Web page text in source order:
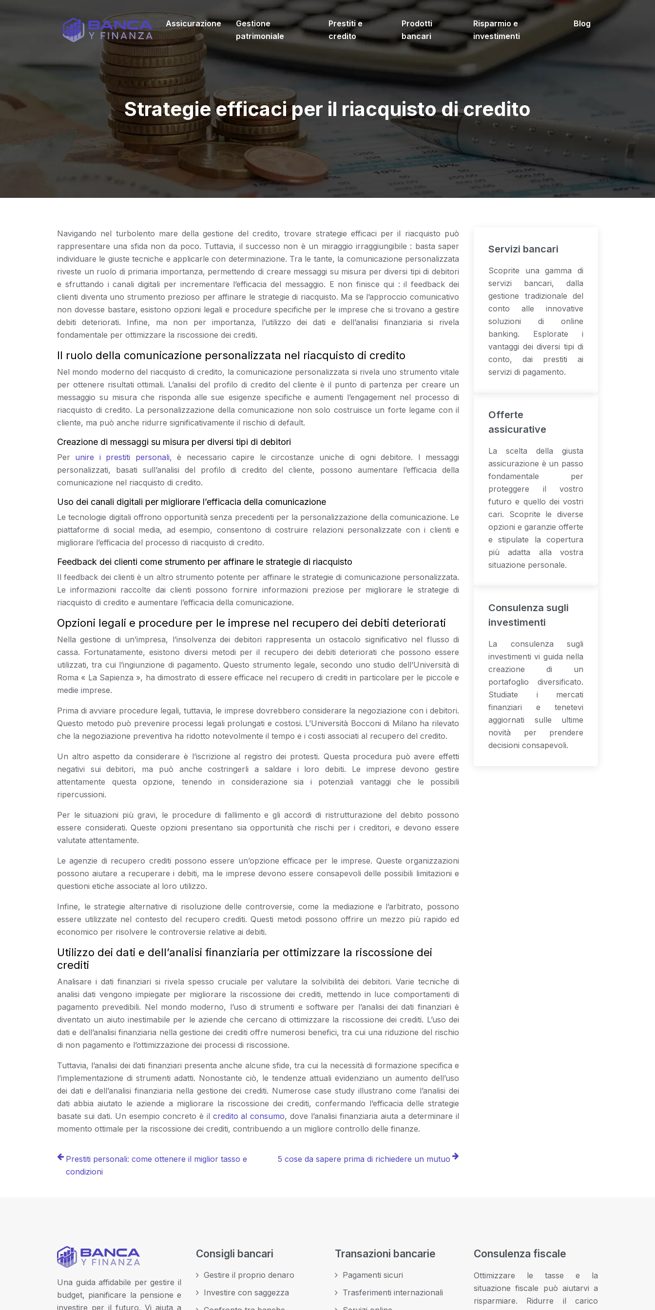
Assicurazione
Gestione
patrimoniale
Prestiti e
credito
Prodotti
bancari
Risparmio e
investimenti
Blog
Strategie efficaci per il riacquisto di credito
Navigando nel turbolento mare della gestione del credito, trovare strategie efficaci per il riacquisto può
rappresentare una sfida non da poco. Tuttavia, il successo non è un miraggio irraggiungibile : basta saper
individuare le giuste tecniche e applicarle con determinazione. Tra le tante, la comunicazione personalizzata
riveste un ruolo di primaria importanza, permettendo di creare messaggi su misura per diversi tipi di debitori
e sfruttando i canali digitali per incrementare l’efficacia del messaggio. E non finisce qui : il feedback dei
clienti diventa uno strumento prezioso per affinare le strategie di riacquisto. Ma se l’approccio comunicativo
non dovesse bastare, esistono opzioni legali e procedure specifiche per le imprese che si trovano a gestire
debiti deteriorati. Infine, ma non per importanza, l’utilizzo dei dati e dell’analisi finanziaria si rivela
fondamentale per ottimizzare la riscossione dei crediti.
Il ruolo della comunicazione personalizzata nel riacquisto di credito
Nel mondo moderno del riacquisto di credito, la comunicazione personalizzata si rivela uno strumento vitale
per ottenere risultati ottimali. L’analisi del profilo di credito del cliente è il punto di partenza per creare un
messaggio su misura che risponda alle sue esigenze specifiche e aumenti l’engagement nel processo di
riacquisto di credito. La personalizzazione della comunicazione non solo costruisce un forte legame con il
cliente, ma può anche ridurre significativamente il rischio di default.
Creazione di messaggi su misura per diversi tipi di debitori
Per unire i prestiti personali, è necessario capire le circostanze uniche di ogni debitore. I messaggi
personalizzati, basati sull’analisi del profilo di credito del cliente, possono aumentare l’efficacia della
comunicazione nel riacquisto di credito.
Uso dei canali digitali per migliorare l’efficacia della comunicazione
Le tecnologie digitali offrono opportunità senza precedenti per la personalizzazione della comunicazione. Le
piattaforme di social media, ad esempio, consentono di costruire relazioni personalizzate con i clienti e
migliorare l’efficacia del processo di riacquisto di credito.
Feedback dei clienti come strumento per affinare le strategie di riacquisto
Il feedback dei clienti è un altro strumento potente per affinare le strategie di comunicazione personalizzata.
Le informazioni raccolte dai clienti possono fornire informazioni preziose per migliorare le strategie di
riacquisto di credito e aumentare l’efficacia della comunicazione.
Opzioni legali e procedure per le imprese nel recupero dei debiti deteriorati
Nella gestione di un’impresa, l’insolvenza dei debitori rappresenta un ostacolo significativo nel flusso di
cassa. Fortunatamente, esistono diversi metodi per il recupero dei debiti deteriorati che possono essere
utilizzati, tra cui l’ingiunzione di pagamento. Questo strumento legale, secondo uno studio dell’Università di
Roma « La Sapienza », ha dimostrato di essere efficace nel recupero di crediti in particolare per le piccole e
medie imprese.
Prima di avviare procedure legali, tuttavia, le imprese dovrebbero considerare la negoziazione con i debitori.
Questo metodo può prevenire processi legali prolungati e costosi. L’Università Bocconi di Milano ha rilevato
che la negoziazione preventiva ha ridotto notevolmente il tempo e i costi associati al recupero del credito.
Un altro aspetto da considerare è l’iscrizione al registro dei protesti. Questa procedura può avere effetti
negativi sui debitori, ma può anche costringerli a saldare i loro debiti. Le imprese devono gestire
attentamente questa opzione, tenendo in considerazione sia i potenziali vantaggi che le possibili
ripercussioni.
Per le situazioni più gravi, le procedure di fallimento e gli accordi di ristrutturazione del debito possono
essere considerati. Queste opzioni presentano sia opportunità che rischi per i creditori, e devono essere
valutate attentamente.
Le agenzie di recupero crediti possono essere un’opzione efficace per le imprese. Queste organizzazioni
possono aiutare a recuperare i debiti, ma le imprese devono essere consapevoli delle possibili limitazioni e
questioni etiche associate al loro utilizzo.
Infine, le strategie alternative di risoluzione delle controversie, come la mediazione e l’arbitrato, possono
essere utilizzate nel contesto del recupero crediti. Questi metodi possono offrire un mezzo più rapido ed
economico per risolvere le controversie relative ai debiti.
Utilizzo dei dati e dell’analisi finanziaria per ottimizzare la riscossione dei
crediti
Analisare i dati finanziari si rivela spesso cruciale per valutare la solvibilità dei debitori. Varie tecniche di
analisi dati vengono impiegate per migliorare la riscossione dei crediti, mettendo in luce comportamenti di
pagamento prevedibili. Nel mondo moderno, l’uso di strumenti e software per l’analisi dei dati finanziari è
diventato un aiuto inestimabile per le aziende che cercano di ottimizzare la riscossione dei crediti. L’uso dei
dati e dell’analisi finanziaria nella gestione dei crediti offre numerosi benefici, tra cui una riduzione del rischio
di non pagamento e l’ottimizzazione dei processi di riscossione.
Tuttavia, l’analisi dei dati finanziari presenta anche alcune sfide, tra cui la necessità di formazione specifica e
l’implementazione di strumenti adatti. Nonostante ciò, le tendenze attuali evidenziano un aumento dell’uso
dei dati e dell’analisi finanziaria nella gestione dei crediti. Numerose case study illustrano come l’analisi dei
dati abbia aiutato le aziende a migliorare la riscossione dei crediti, confermando l’efficacia delle strategie
basate sui dati. Un esempio concreto è il credito al consumo, dove l’analisi finanziaria aiuta a determinare il
momento ottimale per la riscossione dei crediti, contribuendo a un migliore controllo delle finanze.
Prestiti personali: come ottenere il miglior tasso e
condizioni
5 cose da sapere prima di richiedere un mutuo
Servizi bancari
Scoprite una gamma di
servizi bancari, dalla
gestione tradizionale del
conto alle innovative
soluzioni di online
banking. Esplorate i
vantaggi dei diversi tipi di
conto, dai prestiti ai
servizi di pagamento.
Offerte
assicurative
La scelta della giusta
assicurazione è un passo
fondamentale per
proteggere il vostro
futuro e quello dei vostri
cari. Scoprite le diverse
opzioni e garanzie offerte
e stipulate la copertura
più adatta alla vostra
situazione personale.
Consulenza sugli
investimenti
La consulenza sugli
investimenti vi guida nella
creazione di un
portafoglio diversificato.
Studiate i mercati
finanziari e tenetevi
aggiornati sulle ultime
novità per prendere
decisioni consapevoli.
Una guida affidabile per gestire il
budget, pianificare la pensione e
investire per il futuro. Vi aiuta a
Consigli bancari
Gestire il proprio denaro
Investire con saggezza
Transazioni bancarie
Pagamenti sicuri
Trasferimenti internazionali
Consulenza fiscale
Ottimizzare le tasse e la
situazione fiscale può aiutarvi a
risparmiare. Ridurre il carico